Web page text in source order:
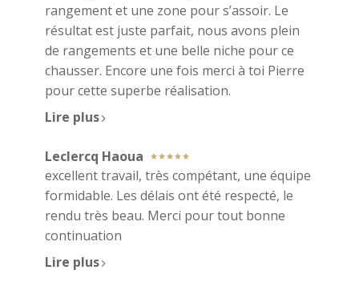
rangement et une zone pour s’assoir. Le
résultat est juste parfait, nous avons plein
de rangements et une belle niche pour ce
chausser. Encore une fois merci à toi Pierre
pour cette superbe réalisation.
Lire plus
Leclercq Haoua
excellent travail, très compétant, une équipe
formidable. Les délais ont été respecté, le
rendu très beau. Merci pour tout bonne
continuation
Lire plus